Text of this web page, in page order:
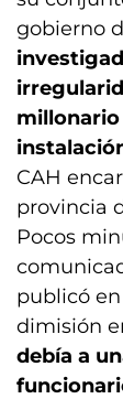
gobierno
millonario
CAH
provincia
Pocos
publicó
dimisión
debía a